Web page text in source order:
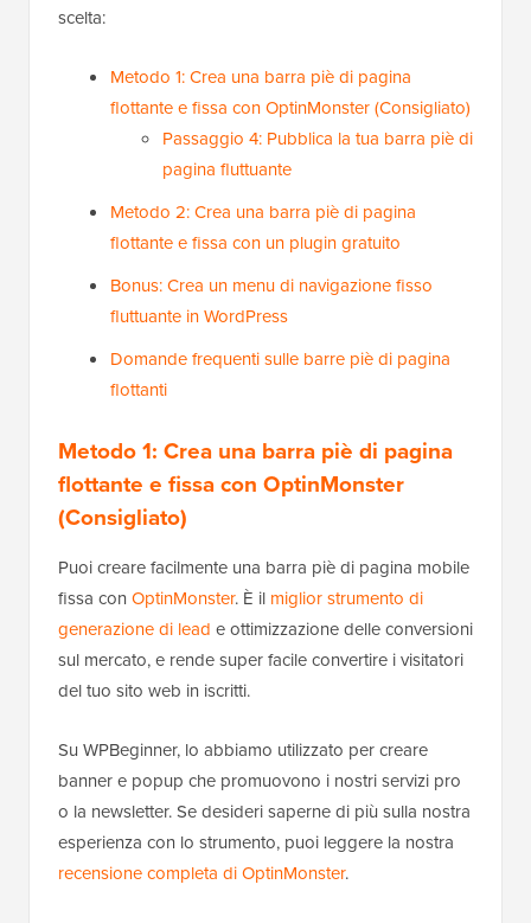
scelta:
Metodo 1: Crea una barra piè di pagina
flottante e fissa con OptinMonster (Consigliato)
Passaggio 4: Pubblica la tua barra piè di
pagina fluttuante
Metodo 2: Crea una barra piè di pagina
flottante e fissa con un plugin gratuito
Bonus: Crea un menu di navigazione fisso
fluttuante in WordPress
Domande frequenti sulle barre piè di pagina
flottanti
Metodo 1: Crea una barra piè di pagina
flottante e fissa con OptinMonster
(Consigliato)
Puoi creare facilmente una barra piè di pagina mobile
fissa con OptinMonster. È il miglior strumento di
generazione di lead e ottimizzazione delle conversioni
sul mercato, e rende super facile convertire i visitatori
del tuo sito web in iscritti.
Su WPBeginner, lo abbiamo utilizzato per creare
banner e popup che promuovono i nostri servizi pro
o la newsletter. Se desideri saperne di più sulla nostra
esperienza con lo strumento, puoi leggere la nostra
recensione completa di OptinMonster.